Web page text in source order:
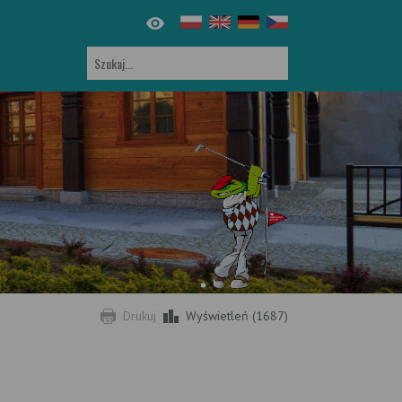
Drukuj Wyświetleń (1687)